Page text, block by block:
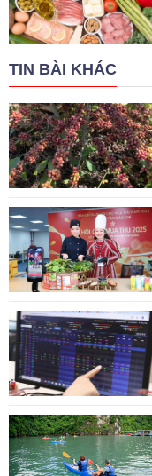
TIN BÀI KHÁC